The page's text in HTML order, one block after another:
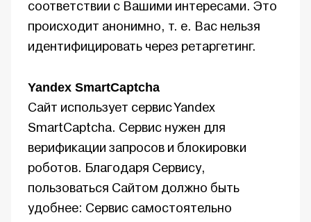
соответствии с Вашими интересами. Это
происходит анонимно, т. е. Вас нельзя
идентифицировать через ретаргетинг.
Yandex SmartCaptcha
Сайт использует сервис Yandex
SmartCaptcha. Сервис нужен для
верификации запросов и блокировки
роботов. Благодаря Сервису,
пользоваться Сайтом должно быть
удобнее: Сервис самостоятельно